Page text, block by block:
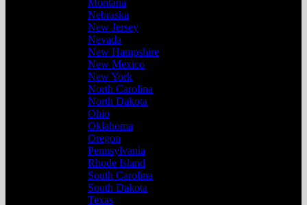
Montana
Nebraska
New Jersey
Nevada
New Hampshire
New Mexico
New York
North Carolina
North Dakota
Ohio
Oklahoma
Oregon
Pennsylvania
Rhode Island
South Carolina
South Dakota
Texas